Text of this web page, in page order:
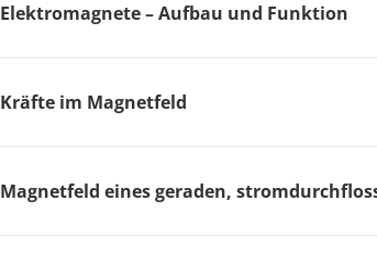
Elektromagnete – Aufbau und Funktion
Kräfte im Magnetfeld
Magnetfeld eines geraden,